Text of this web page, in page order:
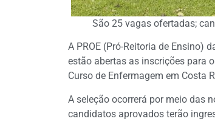
São 25 vagas ofertadas;
A PROE (Pró-Reitoria de Ensino)
estão abertas as inscrições para
Curso de Enfermagem em Costa
A seleção ocorrerá por meio das
candidatos aprovados terão